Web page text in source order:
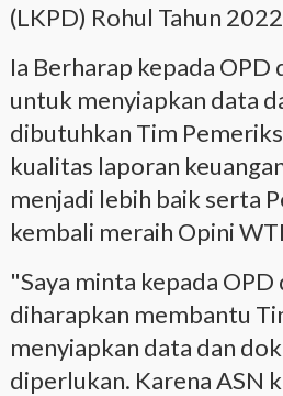
(LKPD) Rohul Tahun
Ia Berharap kepada OPD
untuk menyiapkan data
dibutuhkan Tim
kualitas laporan
menjadi lebih baik serta
kembali meraih Opini
"Saya minta kepada OPD
diharapkan membantu
menyiapkan data dan
diperlukan. Karena ASN